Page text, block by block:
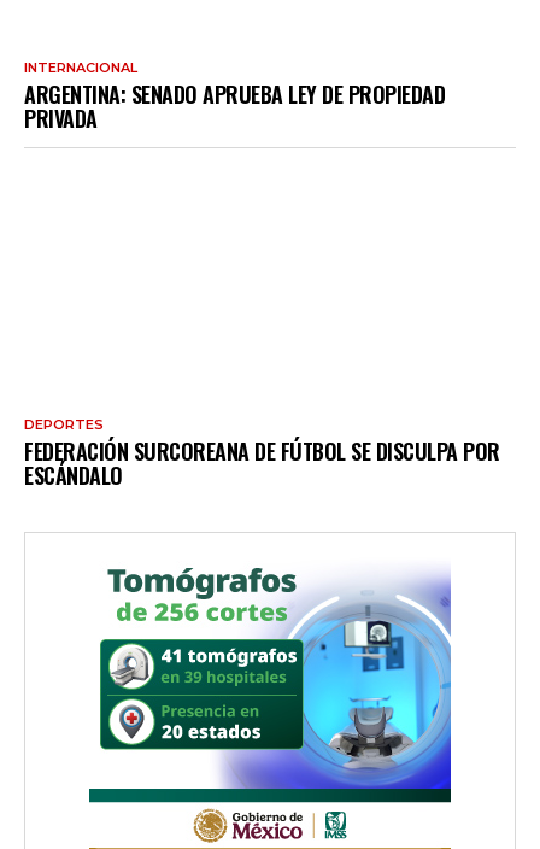
INTERNACIONAL
ARGENTINA: SENADO APRUEBA LEY DE PROPIEDAD
PRIVADA
DEPORTES
FEDERACIÓN SURCOREANA DE FÚTBOL SE DISCULPA POR
ESCÁNDALO